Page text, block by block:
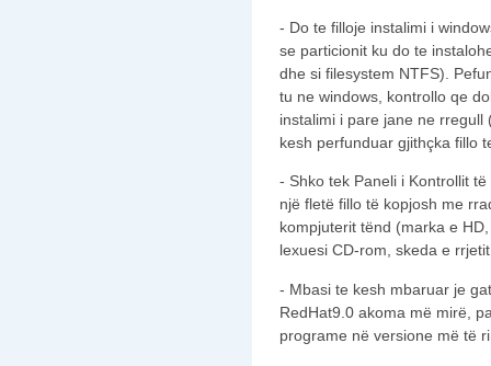
- Do te filloje instalimi i
se particionit ku do te
dhe si filesystem NTFS).
tu ne windows, kontrollo qe
instalimi i pare jane ne rregull
kesh perfunduar gjithçka fillo
- Shko tek Paneli i Kontrollit
një fletë fillo të kopjosh me
kompjuterit tënd (marka e
lexuesi CD-rom, skeda e
- Mbasi te kesh mbaruar je
RedHat9.0 akoma më mirë,
programe në versione më të